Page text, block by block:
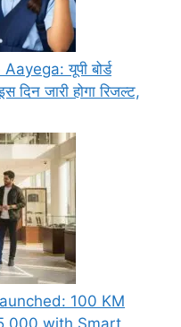
यूपी बोर्ड
दिन जारी होगा रिजल्ट,
100 KM